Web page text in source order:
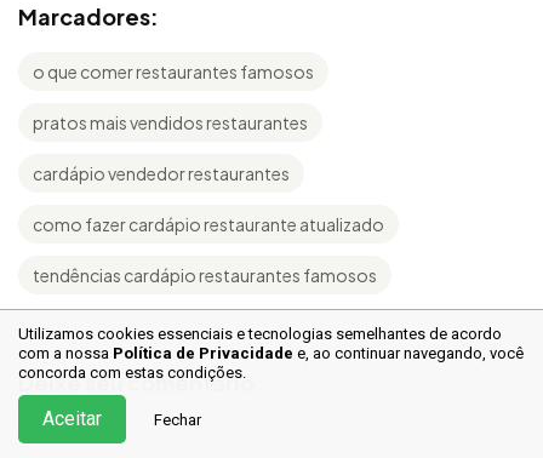
Marcadores:
o que comer restaurantes famosos
pratos mais vendidos restaurantes
cardápio vendedor restaurantes
como fazer cardápio restaurante atualizado
tendências cardápio restaurantes famosos
Deixe seu comentário
Utilizamos cookies essenciais e tecnologias semelhantes de acordo
com a nossa Política de Privacidade e, ao continuarnavegando, você
concorda com estas condições.
Aceitar Fechar